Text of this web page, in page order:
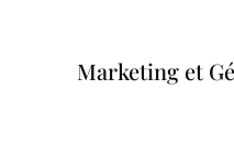
Marketing et